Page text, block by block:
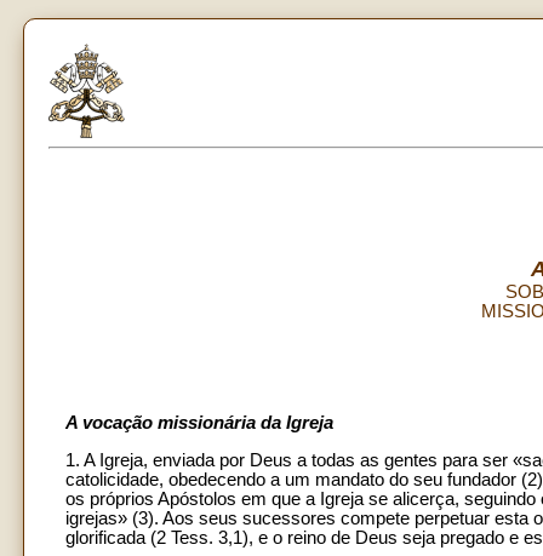
A vocação missionária da Igreja
1. A Igreja, enviada por Deus a todas as gentes para ser
catolicidade, obedecendo a um mandato do seu fundador
os próprios Apóstolos em que a Igreja se alicerça,
igrejas» (3). Aos seus sucessores compete perpetuar esta
glorificada (2 Tess. 3,1), e o reino de Deus seja pregado e